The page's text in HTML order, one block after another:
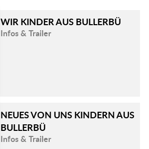
WIR KINDER AUS BULLERBÜ
Infos & Trailer
NEUES VON UNS KINDERN AUS
BULLERBÜ
Infos & Trailer